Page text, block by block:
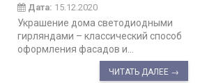
Дата: 15.12.2020
Украшение дома светодиодными
гирляндами – классический способ
оформления фасадов и...
ЧИТАТЬ ДАЛЕЕ →